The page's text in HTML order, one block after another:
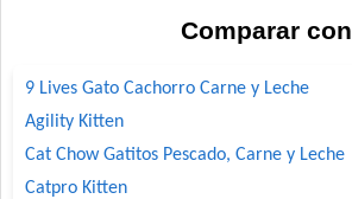
Comparar con
9 Lives Gato Cachorro Carne y Leche
Agility Kitten
Cat Chow Gatitos Pescado, Carne y Leche
Catpro Kitten